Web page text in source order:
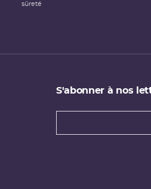
sûreté
S'abonner à nos
Types de